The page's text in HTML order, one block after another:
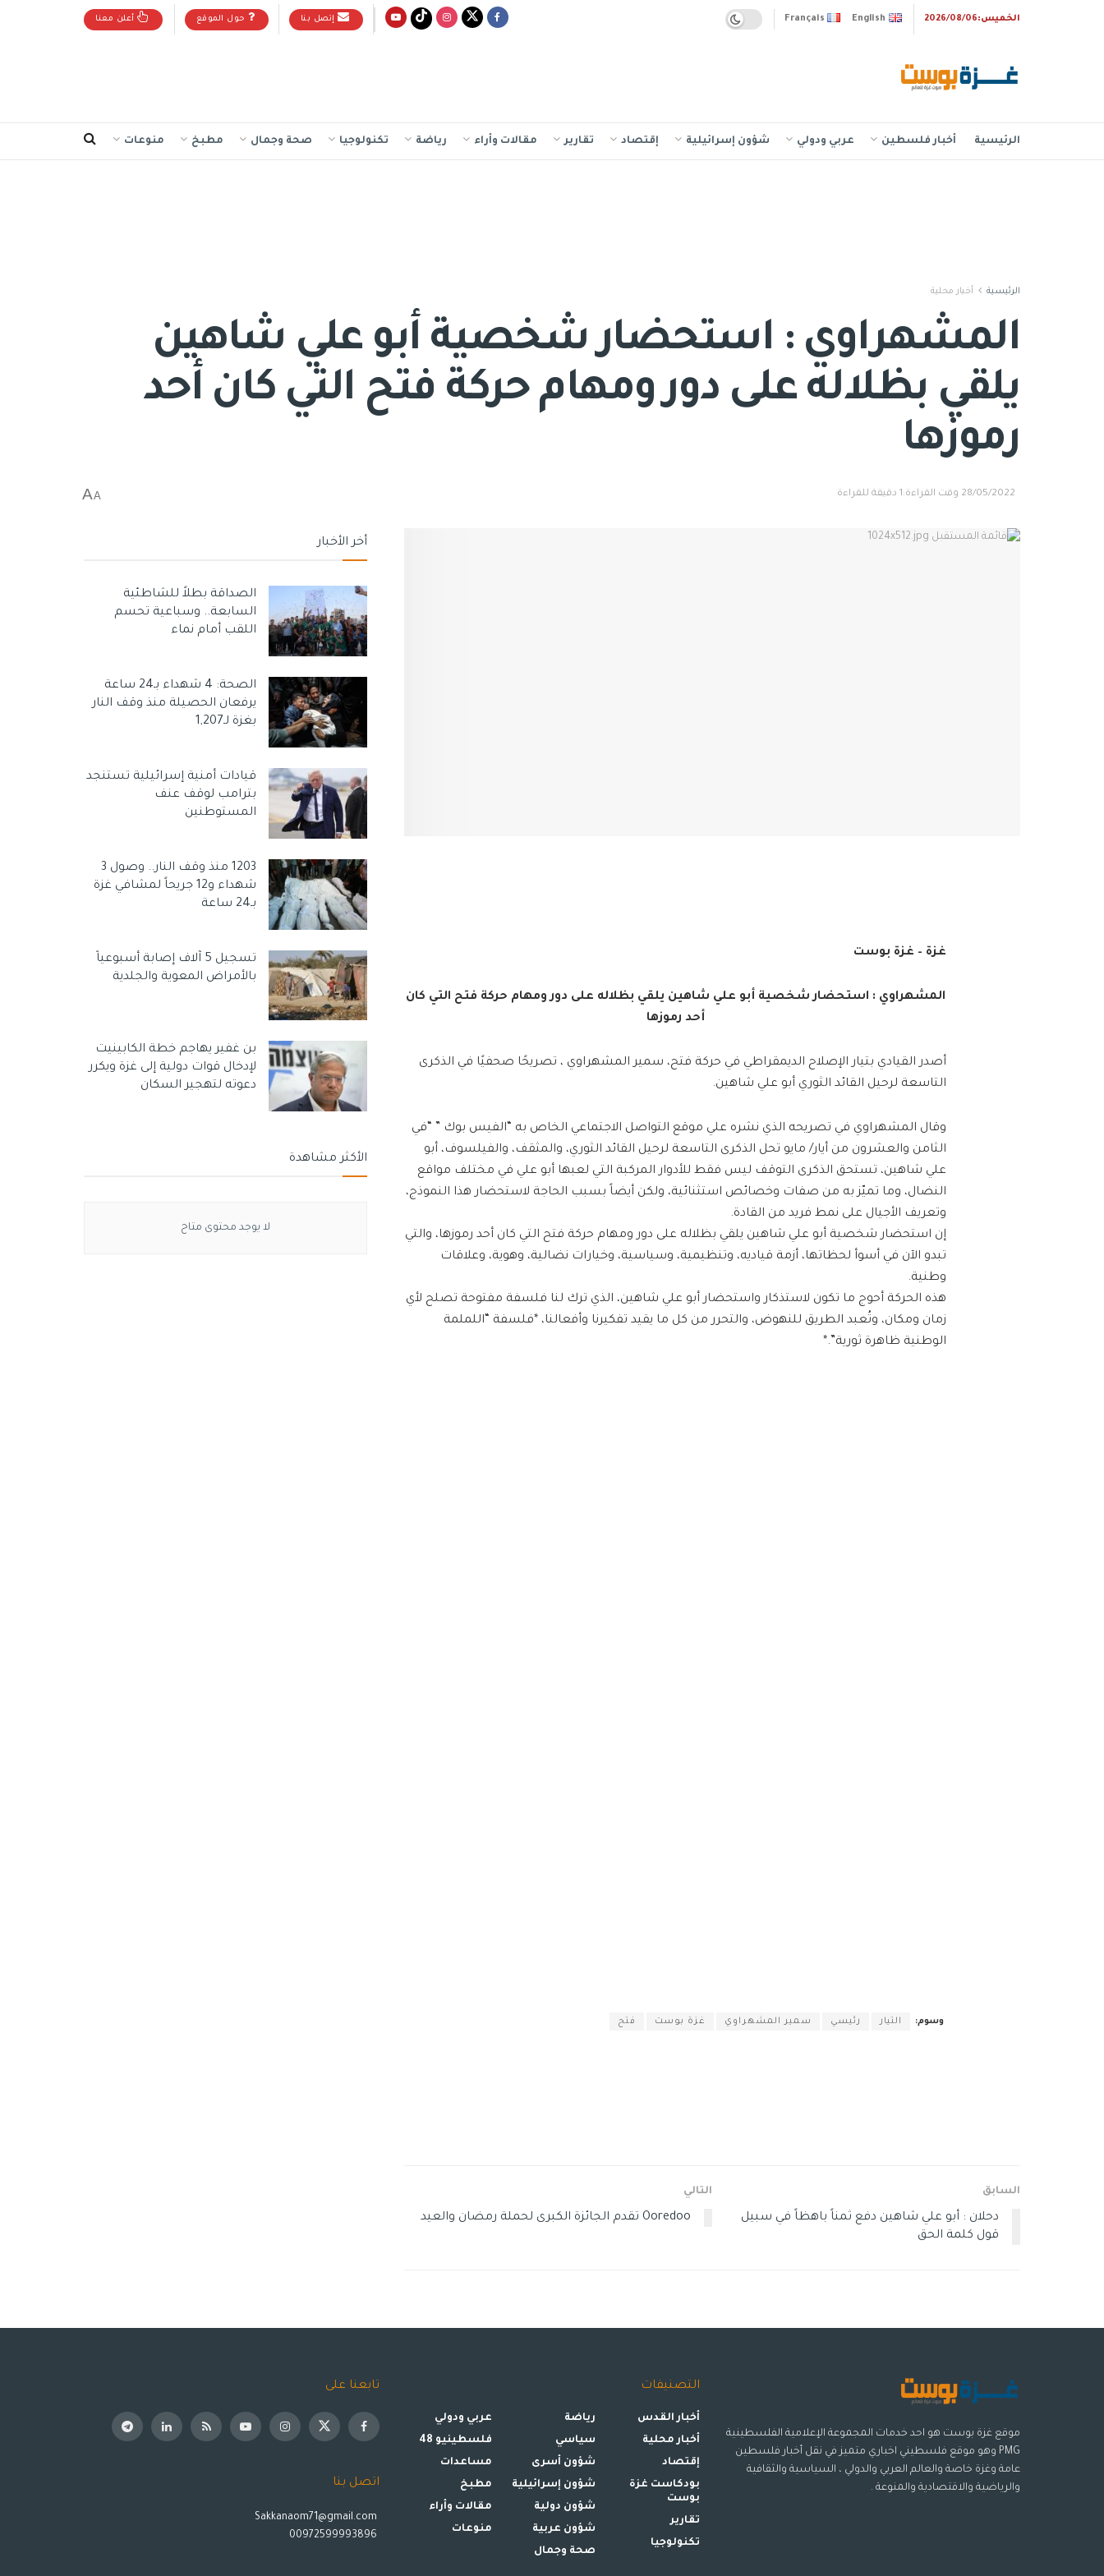
الخميس:2026/08/06 Français English إتصل بنا حول الموقع أعلن معنا
الرئيسية أخبار فلسطين عربي ودولي شؤون إسرائيلية إقتصاد تقارير مقالات وأراء رياضة تكنولوجيا صحة وجمال مطبخ منوعات
الرئيسية أخبار محلية
المشهراوي : استحضار شخصية أبو علي شاهين
يلقي بظلاله على دور ومهام حركة فتح التي كان أحد
رموزها
28/05/2022 وقت القراءة:1 دقيقة للقراءة A
A
غزة – غزة بوست
المشهراوي : استحضار شخصية أبو علي شاهين يلقي بظلاله على دور ومهام حركة فتح التي كان
أحد رموزها
أصدر القيادي بتيار الإصلاح الديمقراطي في حركة فتح، سمير المشهراوي ، تصريحًا صحفيًا في الذكرى
التاسعة لرحيل القائد الثوري أبو علي شاهين.
وقال المشهراوي في تصريحه الذي نشره علي موقع التواصل الاجتماعي الخاص به “الفيس بوك ” “في
الثامن والعشرون من أيار/ مايو تحل الذكرى التاسعة لرحيل القائد الثوري، والمثقف، والفيلسوف، أبو
علي شاهين، تستحق الذكرى التوقف ليس فقط للأدوار المركبة التي لعبها أبو علي في مختلف مواقع
النضال، وما تميّز به من صفات وخصائص استثنائية، ولكن أيضاً بسبب الحاجة لاستحضار هذا النموذج،
وتعريف الأجيال على نمط فريد من القادة.
إن استحضار شخصية أبو علي شاهين يلقي بظلاله على دور ومهام حركة فتح التي كان أحد رموزها، والتي
تبدو الآن في أسوأ لحظاتها، أزمة قياديه، وتنظيمية، وسياسية، وخيارات نضالية، وهوية، وعلاقات
وطنية.
هذه الحركة أحوج ما تكون لاستذكار واستحضار أبو علي شاهين، الذي ترك لنا فلسفة مفتوحة تصلح لأي
زمان ومكان، وتُعبد الطريق للنهوض، والتحرر من كل ما يقيد تفكيرنا وأفعالنا، *فلسفة “اللملمة
الوطنية ظاهرة ثورية”.*
وسوم: التيار رئيسي سمير المشهراوي غزة بوست فتح
السابق
دحلان : أبو علي شاهين دفع ثمناً باهظاً في سبيل
قول كلمة الحق
التالي
Ooredoo تقدم الجائزة الكبرى لحملة رمضان والعيد
أخر الأخبار
الصداقة بطلاً للشاطئية
السابعة.. وسباعية تحسم
اللقب أمام نماء
الصحة: 4 شهداء بـ24 ساعة
يرفعان الحصيلة منذ وقف النار
بغزة لـ1,207
قيادات أمنية إسرائيلية تستنجد
بترامب لوقف عنف
المستوطنين
1203 منذ وقف النار.. وصول 3
شهداء و12 جريحاً لمشافي غزة
بـ24 ساعة
تسجيل 5 آلاف إصابة أسبوعياً
بالأمراض المعوية والجلدية
بن غفير يهاجم خطة الكابينيت
لإدخال قوات دولية إلى غزة ويكرر
دعوته لتهجير السكان
الأكثر مشاهدة
لا يوجد محتوى متاح
موقع غزة بوست هو احد خدمات المجموعة الإعلامية الفلسطينية
PMG وهو موقع فلسطيني اخباري متميز في نقل أخبار فلسطين
عامة وغزة خاصة والعالم العربي والدولي ، السياسية والثقافية
والرياضية والاقتصادية والمنوعة .
التصنيفات
أخبار القدس
أخبار محلية
إقتصاد
بودكاست غزة
بوست
تقارير
تكنولوجيا
رياضة
سياسي
شؤون أسرى
شؤون إسرائيلية
شؤون دولية
شؤون عربية
صحة وجمال
عربي ودولي
فلسطينيو 48
مساعدات
مطبخ
مقالات وأراء
منوعات
تابعنا على
اتصل بنا
Sakkanaom71@gmail.com